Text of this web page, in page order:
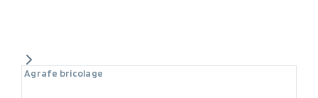
Agrafe bricolage